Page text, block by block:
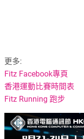
更多:
Fitz Facebook專頁
香港運動比賽時間表
Fitz Running 跑步